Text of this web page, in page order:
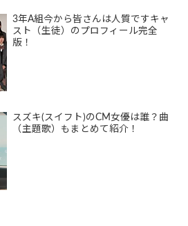
3年A組今から皆さんは人質ですキャ
スト（生徒）のプロフィール完全
版！
スズキ(スイフト)のCM女優は誰？曲
（主題歌）もまとめて紹介！